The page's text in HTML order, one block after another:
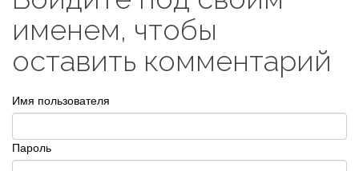
именем, чтобы
оставить комментарий
Имя пользователя
Пароль